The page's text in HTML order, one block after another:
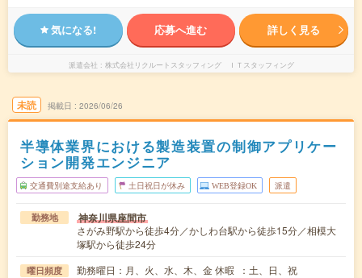
気になる! 応募へ進む 詳しく見る
派遣会社 株式会社リクルートスタッフィング ＩＴスタッフィング
未読 掲載日 2026/06/26
半導体業界における製造装置の制御アプリケー
ション開発エンジニア
交通費別途支給あり 土日祝日が休み WEB登録OK 派遣
勤務地 神奈川県座間市
さがみ野駅から徒歩4分／かしわ台駅から徒歩15分／相模大
塚駅から徒歩24分
曜日頻度 勤務曜日：月、火、水、木、金 休暇 ：土、日、祝